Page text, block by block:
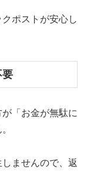
ポストが安心し
「お金が無駄に
ませんので、返